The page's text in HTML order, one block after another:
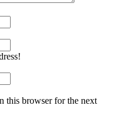
this browser for the next